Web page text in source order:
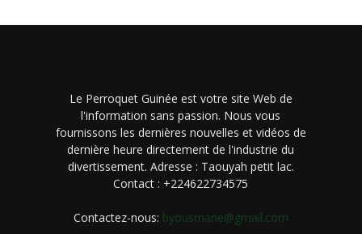
Le Perroquet Guinée est votre site Web de
l'information sans passion. Nous vous
fournissons les dernières nouvelles et vidéos de
dernière heure directement de l'industrie du
divertissement. Adresse : Taouyah petit lac.
Contact : +224622734575
Contactez-nous: byousmane@gmail.com